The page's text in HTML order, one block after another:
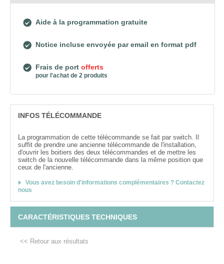
Aide à la programmation gratuite
Notice incluse envoyée par email en format pdf
Frais de port offerts
pour l'achat de 2 produits
INFOS TÉLÉCOMMANDE
La programmation de cette télécommande se fait par switch. Il
suffit de prendre une ancienne télécommande de l'installation,
d'ouvrir les boitiers des deux télécommandes et de mettre les
switch de la nouvelle télécommande dans la même position que
ceux de l'ancienne.
Vous avez besoin d'informations complémentaires ? Contactez
nous
CARACTÉRISTIQUES TECHNIQUES
<< Retour aux résultats